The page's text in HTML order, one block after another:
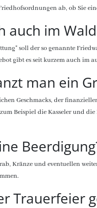
ab, ob Sie
auch im
soll der so genannte
gibt es seit kurzem auch im
man ein
Geschmacks, der
Beispiel die Kasseler und
Kränze und eventuellen
Trauerfeier